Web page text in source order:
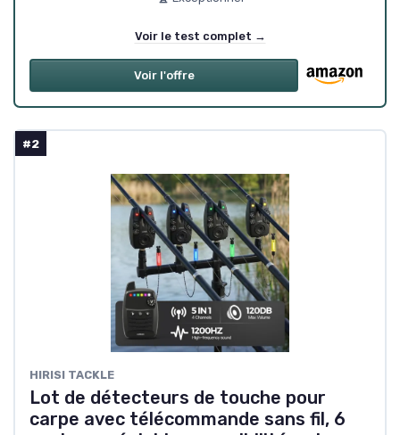
Voir le test complet →
Voir l'offre
#2
‎HIRISI TACKLE
Lot de détecteurs de touche pour
carpe avec télécommande sans fil, 6